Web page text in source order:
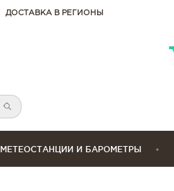
ДОСТАВКА В РЕГИОНЫ
МЕТЕОСТАНЦИИ И БАРОМЕТРЫ